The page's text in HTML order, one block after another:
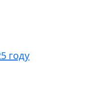
году